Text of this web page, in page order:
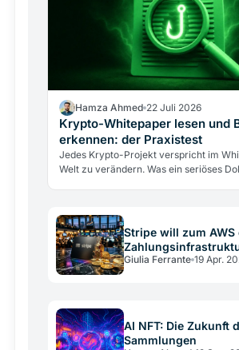
Hamza Ahmed 22 Juli 2026
Krypto-Whitepaper lesen und
erkennen: der Praxistest
Jedes Krypto-Projekt verspricht im
Welt zu verändern. Was ein seriöses
Stripe will zum AWS
mit Stablecoins und
Giulia Ferrante 19 Apr.
AI NFT: Die Zukunft
Sammlungen